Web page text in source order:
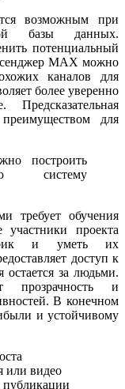
возможным при
базы данных.
потенциальный
MAX можно
каналов для
более уверенно
для
построить
систему
требует обучения
проекта
и уметь их
доступ к
за людьми.
прозрачность и
В конечном
и устойчивому
или видео
публикации